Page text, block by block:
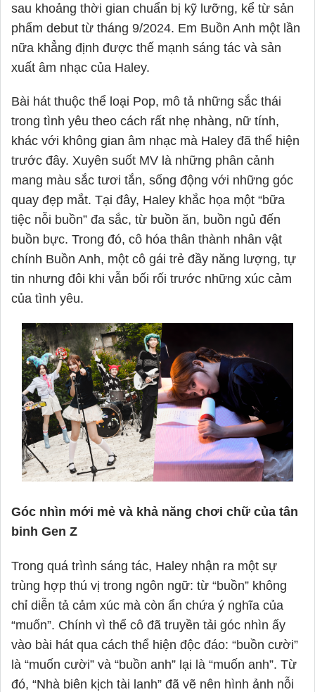
sau khoảng thời gian chuẩn bị kỹ lưỡng, kể từ sản
phẩm debut từ tháng 9/2024. Em Buồn Anh một lần
nữa khẳng định được thế mạnh sáng tác và sản
xuất âm nhạc của Haley.
Bài hát thuộc thể loại Pop, mô tả những sắc thái
trong tình yêu theo cách rất nhẹ nhàng, nữ tính,
khác với không gian âm nhạc mà Haley đã thể hiện
trước đây. Xuyên suốt MV là những phân cảnh
mang màu sắc tươi tắn, sống động với những góc
quay đẹp mắt. Tại đây, Haley khắc họa một “bữa
tiệc nỗi buồn” đa sắc, từ buồn ăn, buồn ngủ đến
buồn bực. Trong đó, cô hóa thân thành nhân vật
chính Buồn Anh, một cô gái trẻ đầy năng lượng, tự
tin nhưng đôi khi vẫn bối rối trước những xúc cảm
của tình yêu.
Góc nhìn mới mẻ và khả năng chơi chữ của tân
binh Gen Z
Trong quá trình sáng tác, Haley nhận ra một sự
trùng hợp thú vị trong ngôn ngữ: từ “buồn” không
chỉ diễn tả cảm xúc mà còn ẩn chứa ý nghĩa của
“muốn”. Chính vì thể cô đã truyền tải góc nhìn ấy
vào bài hát qua cách thể hiện độc đáo: “buồn cười”
là “muốn cười” và “buồn anh” lại là “muốn anh”. Từ
đó, “Nhà biên kịch tài lanh” đã vẽ nên hình ảnh nỗi